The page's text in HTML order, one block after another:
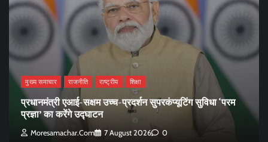
मुख्य समाचार राजनीति राष्ट्रीय शिक्षा
प्रधानमंत्री एआई-सक्षम उच्च-प्रदर्शन सुपरकंप्यूटिंग सुविधा ‘परम
प्रज्ञा’ का करेंगे उद्घाटन
Moresamachar.com 7 August 2026 0